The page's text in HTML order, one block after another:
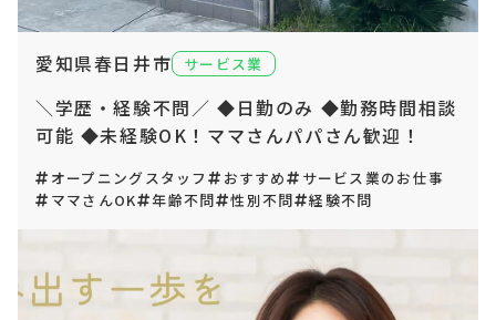
愛知県春日井市 サービス業
＼学歴・経験不問／ ◆日勤のみ ◆勤務時間相談
可能 ◆未経験OK！ママさんパパさん歓迎！
オープニングスタッフ おすすめ
サービス業のお仕事
ママさんOK
年齢不問 性別不問 経験不問